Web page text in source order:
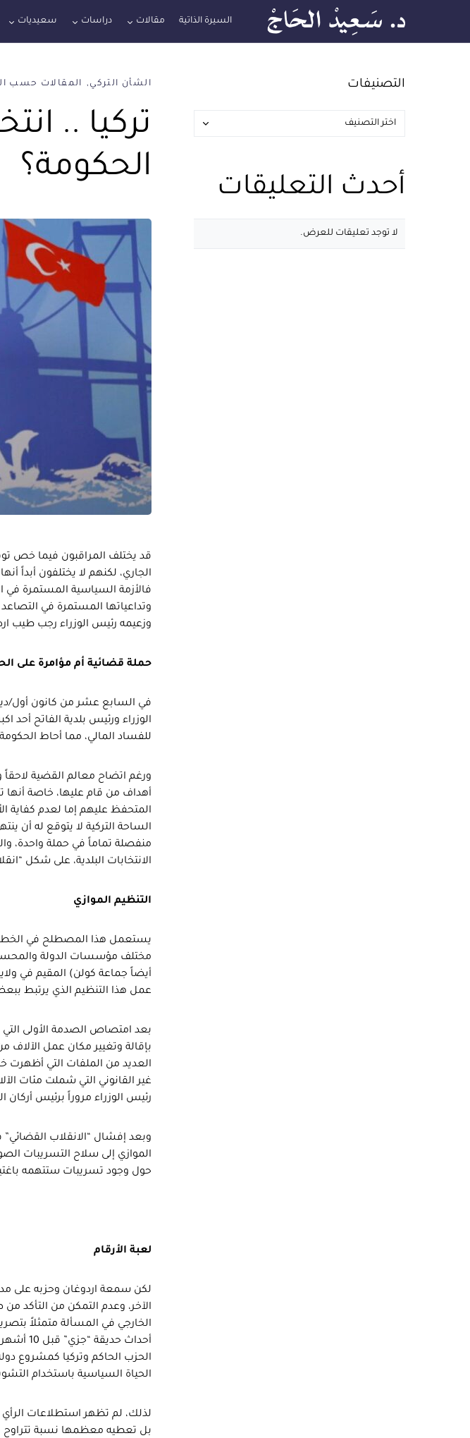
السيرة الذاتية مقالات دراسات سعيديات
الشأن التركي المقالات حسب
تركيا ..
الحكومة؟
قد يختلف المراقبون فيما خص
الجاري، لكنهم لا يختلفون أبداً
فالأزمة السياسية المستمرة في
وتداعياتها المستمرة في
وزعيمه رئيس الوزراء رجب طيب
حملة قضائية أم مؤامرة على
في السابع عشر من كانون أول/
الوزراء ورئيس بلدية الفاتح أحد
للفساد المالي، مما أحاط
ورغم اتضاح معالم القضية لاحقاً
أهداف من قام عليها، خاصة
المتحفظ عليهم إما لعدم كفاية
الساحة التركية لا يتوقع له أن
منفصلة تماماً في حملة واحدة،
الانتخابات البلدية، على شكل
التنظيم الموازي
يستعمل هذا المصطلح في
مختلف مؤسسات الدولة
أيضاً جماعة كولن) المقيم في
عمل هذا التنظيم الذي يرتبط
بعد امتصاص الصدمة الأولى التي
بإقالة وتغيير مكان عمل
العديد من الملفات التي أظهرت
غير القانوني التي شملت مئات
رئيس الوزراء مروراً برئيس
وبعد إفشال “الانقلاب
الموازي إلى سلاح التسريبات
حول وجود تسريبات ستتهمه
لعبة الأرقام
الآخر، وعدم التمكن من التأكد
الخارجي في المسألة متمثلاً
أحداث
الحزب الحاكم وتركيا كمشروع
الحياة السياسية باستخدام
لذلك، لم تظهر استطلاعات الرأي
التصنيفات
أحدث التعليقات
لا توجد تعليقات للعرض.